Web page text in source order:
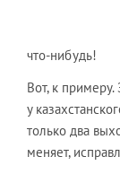
что-нибудь!
Вот, к
у
только два
меняет,